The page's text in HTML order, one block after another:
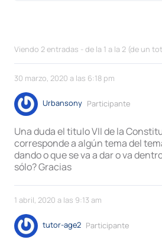
Viendo 2 entradas - de la 1 a la 2 (de un
30 marzo, 2020 a las 6:18 pm
Urbansony Participante
Una duda el titulo VII de la
corresponde a algún tema del
dando o que se va a dar o va
sólo? Gracias
1 abril, 2020 a las 9:13 am
tutor-age2 Participante